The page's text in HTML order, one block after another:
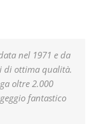
nel 1971 e da
di ottima qualità.
oltre 2.000
fantastico